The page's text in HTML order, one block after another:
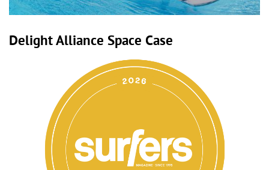
Delight Alliance Space Case